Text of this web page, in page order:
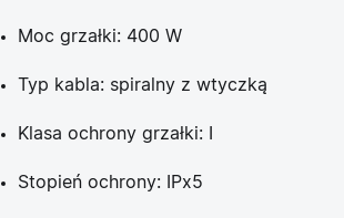
Moc grzałki: 400 W
Typ kabla: spiralny z wtyczką
Klasa ochrony grzałki: I
Stopień ochrony: IPx5